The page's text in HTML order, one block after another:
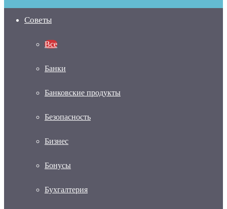
Советы
Все
Банки
Банковские продукты
Безопасность
Бизнес
Бонусы
Бухгалтерия